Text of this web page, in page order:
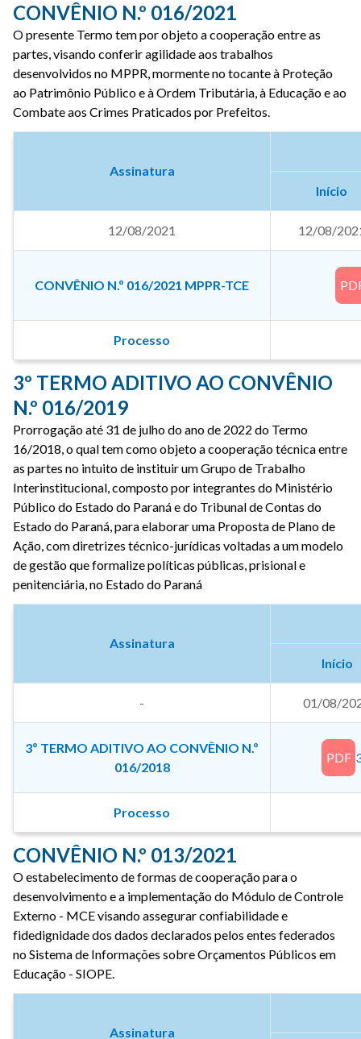
CONVÊNIO N.º 016/2021
O presente Termo tem por objeto a cooperação entre as
partes, visando conferir agilidade aos trabalhos
desenvolvidos no MPPR, mormente no tocante à Proteção
ao Patrimônio Público e à Ordem Tributária, à Educação e ao
Combate aos Crimes Praticados por Prefeitos.
Assinatura
Início
12/08/2021 12/08/
CONVÊNIO N.º 016/2021 MPPR-TCE
Processo
3º TERMO ADITIVO AO CONVÊNIO
N.º 016/2019
Prorrogação até 31 de julho do ano de 2022 do Termo
16/2018, o qual tem como objeto a cooperação técnica entre
as partes no intuito de instituir um Grupo de Trabalho
Interinstitucional, composto por integrantes do Ministério
Público do Estado do Paraná e do Tribunal de Contas do
Estado do Paraná, para elaborar uma Proposta de Plano de
Ação, com diretrizes técnico-jurídicas voltadas a um modelo
de gestão que formalize políticas públicas, prisional e
penitenciária, no Estado do Paraná
Assinatura
Início
- 01/08/
3º TERMO ADITIVO AO CONVÊNIO N.º
016/2018
PDF
Processo
CONVÊNIO N.º 013/2021
O estabelecimento de formas de cooperação para o
desenvolvimento e a implementação do Módulo de Controle
Externo - MCE visando assegurar confiabilidade e
fidedignidade dos dados declarados pelos entes federados
no Sistema de Informações sobre Orçamentos Públicos em
Educação - SIOPE.
Assinatura